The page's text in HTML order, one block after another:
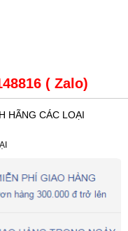
( Zalo)
HÃNG CÁC LOẠI